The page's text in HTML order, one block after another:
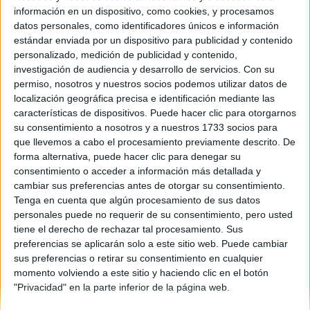
información en un dispositivo, como cookies, y procesamos
datos personales, como identificadores únicos e información
estándar enviada por un dispositivo para publicidad y contenido
personalizado, medición de publicidad y contenido,
investigación de audiencia y desarrollo de servicios. Con su
permiso, nosotros y nuestros socios podemos utilizar datos de
localización geográfica precisa e identificación mediante las
características de dispositivos. Puede hacer clic para otorgarnos
su consentimiento a nosotros y a nuestros 1733 socios para
que llevemos a cabo el procesamiento previamente descrito. De
forma alternativa, puede hacer clic para denegar su
consentimiento o acceder a información más detallada y
cambiar sus preferencias antes de otorgar su consentimiento.
Tenga en cuenta que algún procesamiento de sus datos
personales puede no requerir de su consentimiento, pero usted
tiene el derecho de rechazar tal procesamiento. Sus
preferencias se aplicarán solo a este sitio web. Puede cambiar
sus preferencias o retirar su consentimiento en cualquier
momento volviendo a este sitio y haciendo clic en el botón
"Privacidad" en la parte inferior de la página web.
Comunidad:
Murcia
Año del examen:
2013
Mes de examen:
Septiembre
Asignatura:
Literatura Universal
Fichero Examen:
examen-selectividad-literatura-universal-murcia-2013-
septiembre.pdf
Quiénes somos|Contactar|Anúnciate
Aviso legal|Politica de privacidad|Condiciones generales